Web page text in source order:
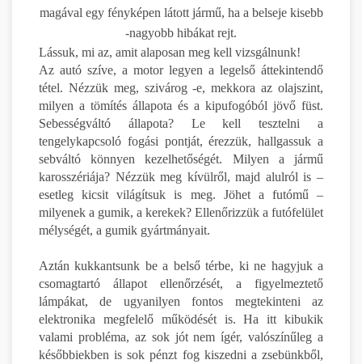
magával egy fényképen látott jármű, ha a belseje kisebb
-nagyobb hibákat rejt.
Lássuk, mi az, amit alaposan meg kell vizsgálnunk!
Az autó szíve, a motor legyen a legelső áttekintendő
tétel. Nézzük meg, szivárog -e, mekkora az olajszint,
milyen a tömítés állapota és a kipufogóból jövő füst.
Sebességváltó állapota? Le kell tesztelni a
tengelykapcsoló fogási pontját, érezzük, hallgassuk a
sebváltó könnyen kezelhetőségét. Milyen a jármű
karosszériája? Nézzük meg kívülről, majd alulról is –
esetleg kicsit világítsuk is meg. Jöhet a futómű –
milyenek a gumik, a kerekek? Ellenőrizzük a futófelület
mélységét, a gumik gyártmányait.
Aztán kukkantsunk be a belső térbe, ki ne hagyjuk a
csomagtartó állapot ellenőrzését, a figyelmeztető
lámpákat, de ugyanilyen fontos megtekinteni az
elektronika megfelelő működését is. Ha itt kibukik
valami probléma, az sok jót nem ígér, valószínűleg a
későbbiekben is sok pénzt fog kiszedni a zsebünkből,